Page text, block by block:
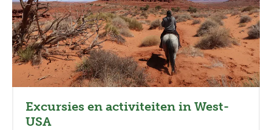
Excursies en activiteiten in West-
USA